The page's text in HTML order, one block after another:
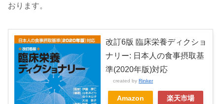
おります。
改訂6版 臨床栄養ディクショ
ナリー: 日本人の食事摂取基
準(2020年版)対応
created by Rinker
Amazon 楽天市場